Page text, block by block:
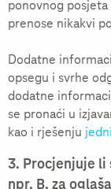
ponovnog
prenose nikakvi
Dodatne
opsegu i svrhe
dodatne
se pronaći u
kao i rješenju
3. Procjenjuje li
npr. B. za